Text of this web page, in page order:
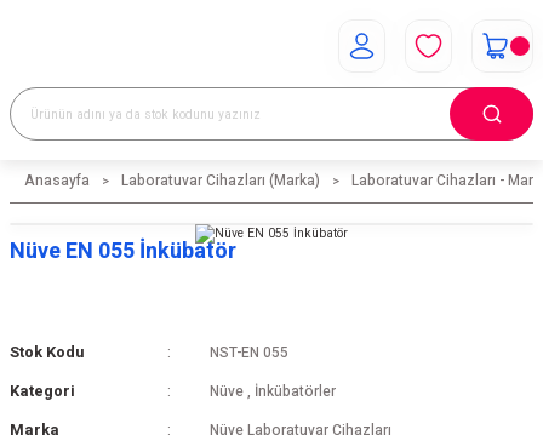
Anasayfa Laboratuvar Cihazları (Marka) Laboratuvar Cihazları -
Nüve EN 055 İnkübatör
Stok Kodu NST-EN 055
Kategori Nüve , İnkübatörler
Marka Nüve Laboratuvar Cihazları